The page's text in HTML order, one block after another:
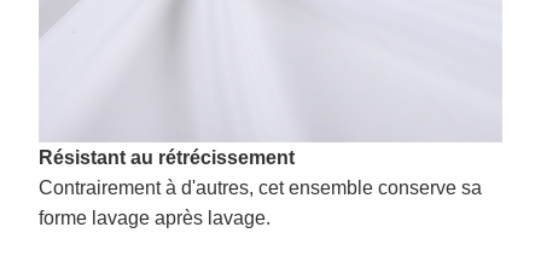
Résistant au rétrécissement
Contrairement à d'autres, cet ensemble conserve sa
forme lavage après lavage.